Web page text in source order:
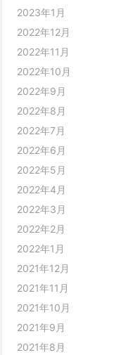
2023年1月
2022年12月
2022年11月
2022年10月
2022年9月
2022年8月
2022年7月
2022年6月
2022年5月
2022年4月
2022年3月
2022年2月
2022年1月
2021年12月
2021年11月
2021年10月
2021年9月
2021年8月